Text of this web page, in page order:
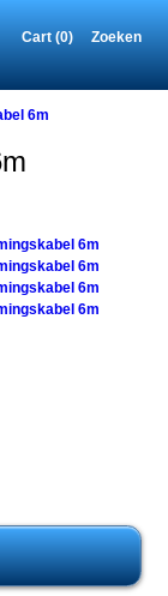
Cart (0) Zoeken
6m